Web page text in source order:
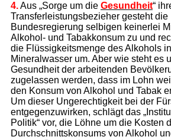
4.Aus „Sorge um die Gesundheit“
Transferleistungsbezieher gesteht die
Bundesregierung selbigen keinerlei
Alkohol- und Tabakkonsum zu und
die Flüssigkeitsmenge des Alkohols
Mineralwasser um. Aber wie steht es
Gesundheit der arbeitenden
zugelassen werden, dass im Lohn
den Konsum von Alkohol und Tabak
Um dieser Ungerechtigkeit bei der
entgegenzuwirken, schlägt das
Politik“ vor, die Löhne um die Kosten
Durchschnittskonsums von Alkohol